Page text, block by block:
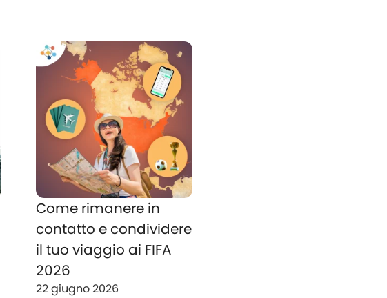
Come rimanere in
contatto e condividere
il tuo viaggio ai FIFA
2026
22 giugno 2026